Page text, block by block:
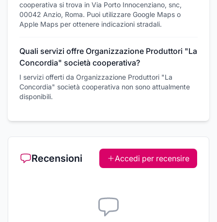
cooperativa si trova in Via Porto Innocenziano, snc,
00042 Anzio, Roma. Puoi utilizzare Google Maps o
Apple Maps per ottenere indicazioni stradali.
Quali servizi offre Organizzazione Produttori "La
Concordia" società cooperativa?
I servizi offerti da Organizzazione Produttori "La
Concordia" società cooperativa non sono attualmente
disponibili.
Recensioni Accedi per recensire